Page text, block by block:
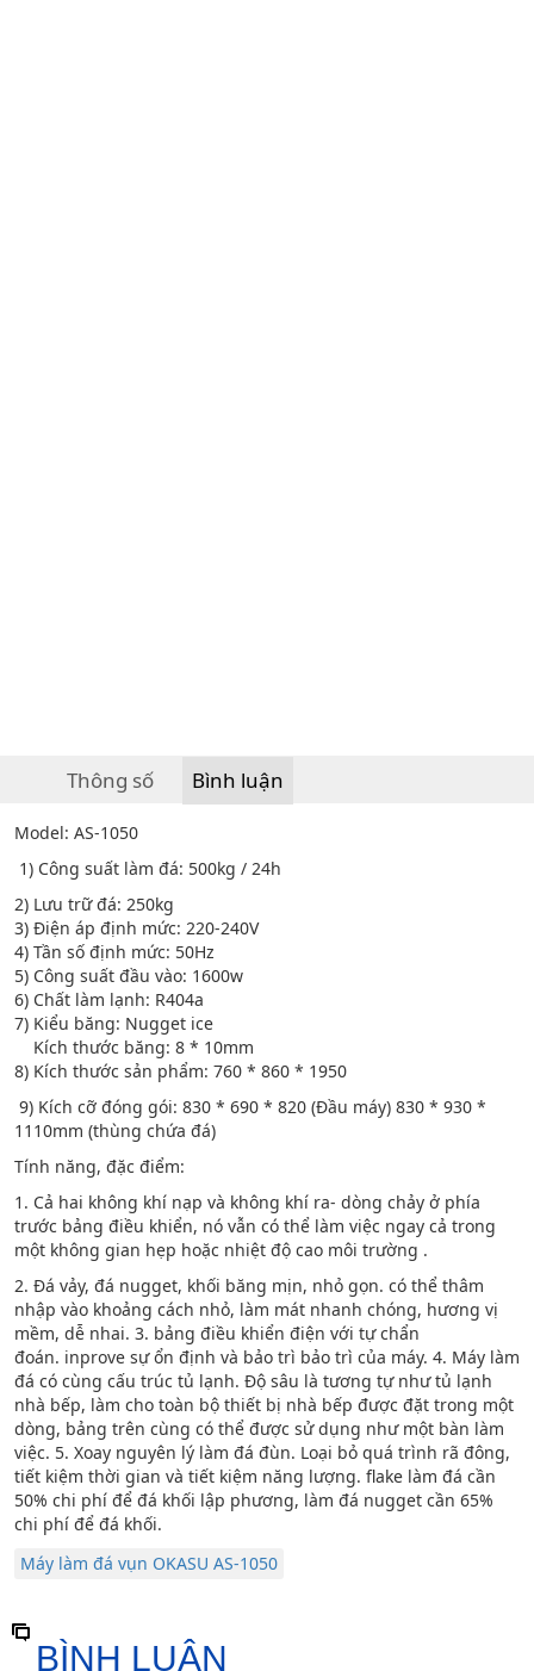
Thông số Bình luận
Model: AS-1050
1) Công suất làm đá: 500kg / 24h
2) Lưu trữ đá: 250kg
3) Điện áp định mức: 220-240V
4) Tần số định mức: 50Hz
5) Công suất đầu vào: 1600w
6) Chất làm lạnh: R404a
7) Kiểu băng: Nugget ice
Kích thước băng: 8 * 10mm
8) Kích thước sản phẩm: 760 * 860 * 1950
9) Kích cỡ đóng gói: 830 * 690 * 820 (Đầu máy) 830 * 930 *
1110mm (thùng chứa đá)
Tính năng, đặc điểm:
1. Cả hai không khí nạp và không khí ra- dòng chảy ở phía
trước bảng điều khiển, nó vẫn có thể làm việc ngay cả trong
một không gian hẹp hoặc nhiệt độ cao môi trường .
2. Đá vảy, đá nugget, khối băng mịn, nhỏ gọn. có thể thâm
nhập vào khoảng cách nhỏ, làm mát nhanh chóng, hương vị
mềm, dễ nhai. 3. bảng điều khiển điện với tự chẩn
đoán. inprove sự ổn định và bảo trì bảo trì của máy. 4. Máy làm
đá có cùng cấu trúc tủ lạnh. Độ sâu là tương tự như tủ lạnh
nhà bếp, làm cho toàn bộ thiết bị nhà bếp được đặt trong một
dòng, bảng trên cùng có thể được sử dụng như một bàn làm
việc. 5. Xoay nguyên lý làm đá đùn. Loại bỏ quá trình rã đông,
tiết kiệm thời gian và tiết kiệm năng lượng. flake làm đá cần
50% chi phí để đá khối lập phương, làm đá nugget cần 65%
chi phí để đá khối.
Máy làm đá vụn OKASU AS-1050
BÌNH LUẬN